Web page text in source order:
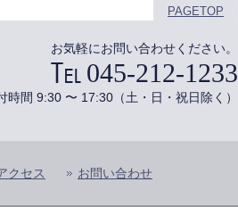
PAGETOP
お気軽にお問い合わせください。
045-212-1233
時間 9:30 〜 17:30（土・日・祝日除く）
クセス お問い合わせ